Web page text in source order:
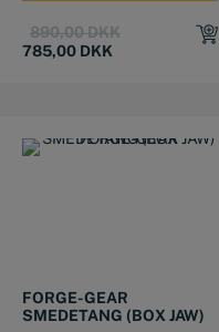
890,00DKKOriginal
785,00 DKK
Current
FORGE-GEAR
SMEDETANG (BOX JAW)